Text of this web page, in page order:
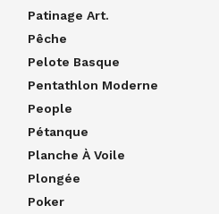
Patinage Art.
Pêche
Pelote Basque
Pentathlon Moderne
People
Pétanque
Planche À Voile
Plongée
Poker